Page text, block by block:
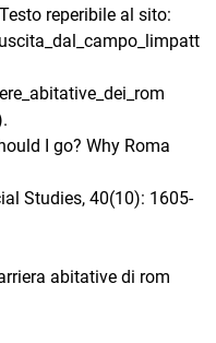
reperibile al sito:
I go? Why Roma
Studies, 40(10): 1605-
abitative di rom